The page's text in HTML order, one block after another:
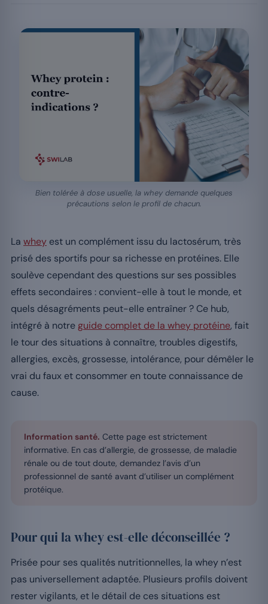
Bien tolérée à dose usuelle, la whey demande quelques
précautions selon le profil de chacun.
La whey est un complément issu du lactosérum, très
prisé des sportifs pour sa richesse en protéines. Elle
soulève cependant des questions sur ses possibles
effets secondaires : convient-elle à tout le monde, et
quels désagréments peut-elle entraîner ? Ce hub,
intégré à notre guide complet de la whey protéine, fait
le tour des situations à connaître, troubles digestifs,
allergies, excès, grossesse, intolérance, pour démêler le
vrai du faux et consommer en toute connaissance de
cause.
Information santé. Cette page est strictement
informative. En cas d’allergie, de grossesse, de maladie
rénale ou de tout doute, demandez l’avis d’un
professionnel de santé avant d’utiliser un complément
protéique.
Pour qui la whey est-elle déconseillée ?
Prisée pour ses qualités nutritionnelles, la whey n’est
pas universellement adaptée. Plusieurs profils doivent
rester vigilants, et le détail de ces situations est